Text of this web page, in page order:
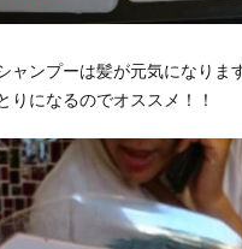
ャンプーは髪が元気になりま
りになるのでオススメ！！